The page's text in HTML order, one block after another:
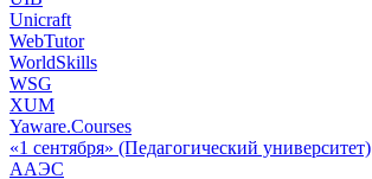
Unicraft
WebTutor
WorldSkills
WSG
XUM
Yaware.Courses
«1 сентября» (Педагогический университет)
ААЭС